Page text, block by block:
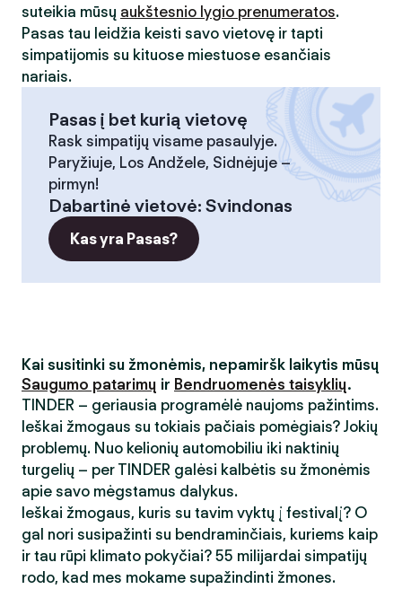
suteikia mūsų aukštesnio lygio prenumeratos.
Pasas tau leidžia keisti savo vietovę ir tapti
simpatijomis su kituose miestuose esančiais
nariais.
Pasas į bet kurią vietovę
Rask simpatijų visame pasaulyje.
Paryžiuje, Los Andžele, Sidnėjuje –
pirmyn!
Dabartinė vietovė: Svindonas
Kas yra Pasas?
Kai susitinki su žmonėmis, nepamiršk laikytis mūsų
Saugumo patarimų ir Bendruomenės taisyklių.
TINDER – geriausia programėlė naujoms pažintims.
Ieškai žmogaus su tokiais pačiais pomėgiais? Jokių
problemų. Nuo kelionių automobiliu iki naktinių
turgelių – per TINDER galėsi kalbėtis su žmonėmis
apie savo mėgstamus dalykus.
Ieškai žmogaus, kuris su tavim vyktų į festivalį? O
gal nori susipažinti su bendraminčiais, kuriems kaip
ir tau rūpi klimato pokyčiai? 55 milijardai simpatijų
rodo, kad mes mokame supažindinti žmones.